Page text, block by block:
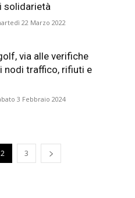
solidarietà
22 Marzo 2022
via alle verifiche
nodi traffico, rifiuti e
3 Febbraio 2024
2 3